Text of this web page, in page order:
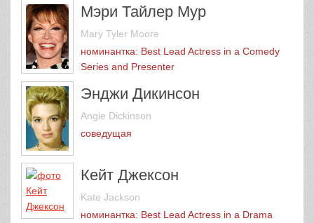
Мэри Тайлер Мур
Mary Tyler Moore
номинантка: Best Lead Actress in a Comedy
Series and Presenter
Энджи Дикинсон
Angie Dickinson
соведущая
Кейт Джексон
Kate Jackson
номинантка: Best Lead Actress in a Drama